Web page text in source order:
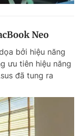
Neo
bởi hiệu năng
ưu tiên hiệu năng
đã tung ra